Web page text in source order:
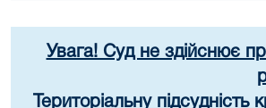
Увага! Суд не здійснює
Територіальну